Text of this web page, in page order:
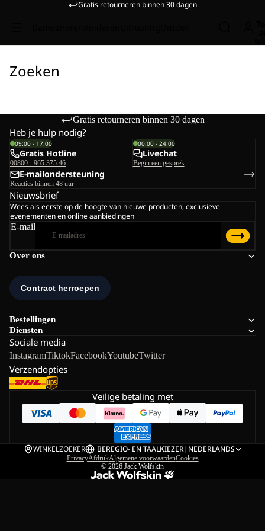
Gratis retourneren binnen 30 dagen
Zoeken
Gratis retourneren binnen 30 dagen
Over ons
Bestellingen
Diensten
Sociale media
InstagramTiktokFacebookYoutubeTwitter
Verzendopties
Heb je hulp nodig?
09:00 - 17:00
Gratis Hotline
00800 - 965 375 46
00:00 - 24:00
Livechat
Begin een gesprek
E-mailondersteuning
Reacties binnen 48 uur
Nieuwsbrief
Wees als eerste op de hoogte van nieuwe producten, exclusieve
evenementen en online aanbiedingen
E-mail
Veilige betaling met
WINKELZOEKER BEREGIO- EN TAALKIEZER| NEDERLANDS
PrivacyAfdrukAlgemene voorwaardenCookies
© 2026 Jack Wolfskin